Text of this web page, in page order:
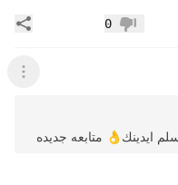
عدم إعجاب
0
عرض
ايدينك👌 متابعه جديده